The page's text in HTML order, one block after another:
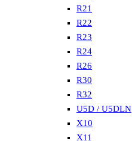
R21
R22
R23
R24
R26
R30
R32
U5D / U5DLN
X10
X11